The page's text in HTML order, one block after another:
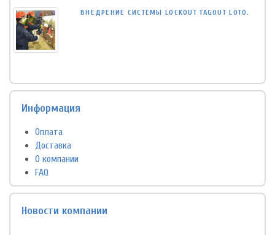
ВНЕДРЕНИЕ СИСТЕМЫ LOCKOUT TAGOUT LOTO.
Информация
Оплата
Доставка
О компании
FAQ
Новости компании